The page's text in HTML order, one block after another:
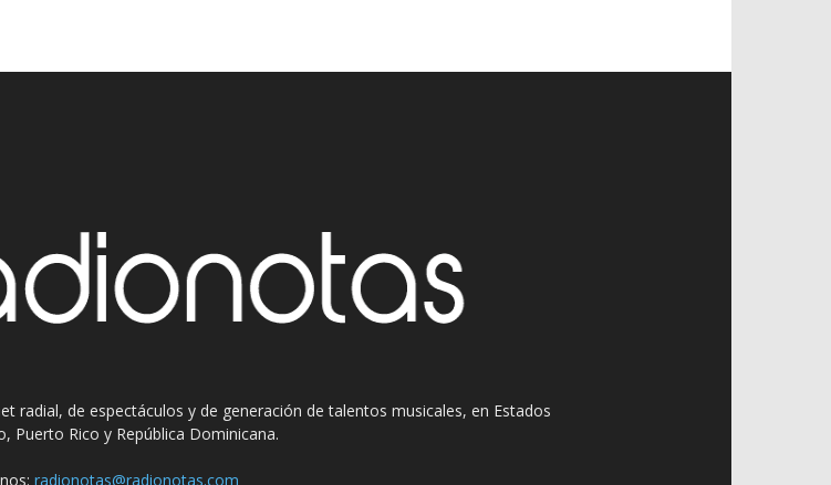
radial, de espectáculos y de generación de talentos musicales, en Estados
Puerto Rico y República Dominicana.
radionotas@radionotas.com